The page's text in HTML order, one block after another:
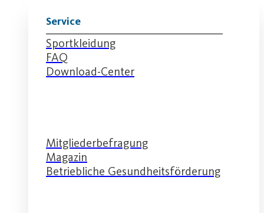
Service
Sportkleidung
FAQ
Download-Center
Mitgliederbefragung
Magazin
Betriebliche Gesundheitsförderung